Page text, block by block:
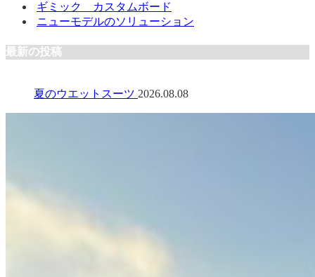
ギミック カスタムボード
ニューモデルのソリューション
最新の投稿
夏のウエットスーツ 2026.08.08